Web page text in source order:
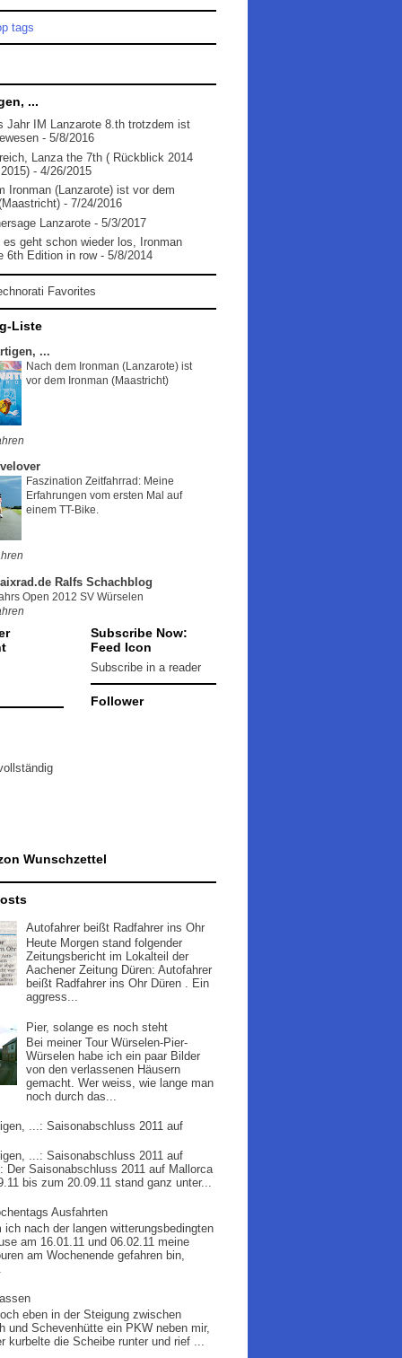
tags
...
Jahr IM Lanzarote 8.th trotzdem ist
- 5/8/2016
Lanza the 7th ( Rückblick 2014
- 4/26/2015
Ironman (Lanzarote) ist vor dem
- 7/24/2016
Lanzarote - 5/3/2017
es geht schon wieder los, Ironman
6th Edition in row- 5/8/2014
Liste
...
Nach dem Ironman (Lanzarote) ist
vor dem Ironman (Maastricht)
Faszination Zeitfahrrad: Meine
Erfahrungen vom ersten Mal auf
einem TT-Bike.
Ralfs Schachblog
Open 2012 SV Würselen
Subscribe Now:
Feed Icon
Subscribe in a reader
Follower
Wunschzettel
Autofahrer beißt Radfahrer ins Ohr
Heute Morgen stand folgender
Zeitungsbericht im Lokalteil der
Aachener Zeitung Düren: Autofahrer
beißt Radfahrer ins Ohr Düren . Ein
aggress...
Pier, solange es noch steht
Bei meiner Tour Würselen-Pier-
Würselen habe ich ein paar Bilder
von den verlassenen Häusern
gemacht. Wer weiss, wie lange man
noch durch das...
...: Saisonabschluss 2011 auf
...: Saisonabschluss 2011 auf
Der Saisonabschluss 2011 auf Mallorca
bis zum 20.09.11 stand ganz unter...
Ausfahrten
ich nach der langen witterungsbedingten
am 16.01.11 und 06.02.11 meine
am Wochenende gefahren bin,
eben in der Steigung zwischen
und Schevenhütte ein PKW neben mir,
kurbelte die Scheibe runter und rief ...